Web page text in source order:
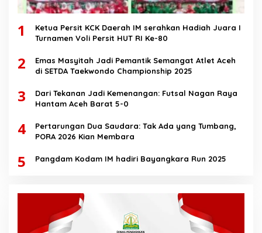
1
Ketua Persit KCK Daerah IM serahkan Hadiah Juara I
Turnamen Voli Persit HUT RI Ke-80
2
Emas Masyitah Jadi Pemantik Semangat Atlet Aceh
di SETDA Taekwondo Championship 2025
3
Dari Tekanan Jadi Kemenangan: Futsal Nagan Raya
Hantam Aceh Barat 5-0
4
Pertarungan Dua Saudara: Tak Ada yang Tumbang,
PORA 2026 Kian Membara
5 Pangdam Kodam IM hadiri Bayangkara Run 2025